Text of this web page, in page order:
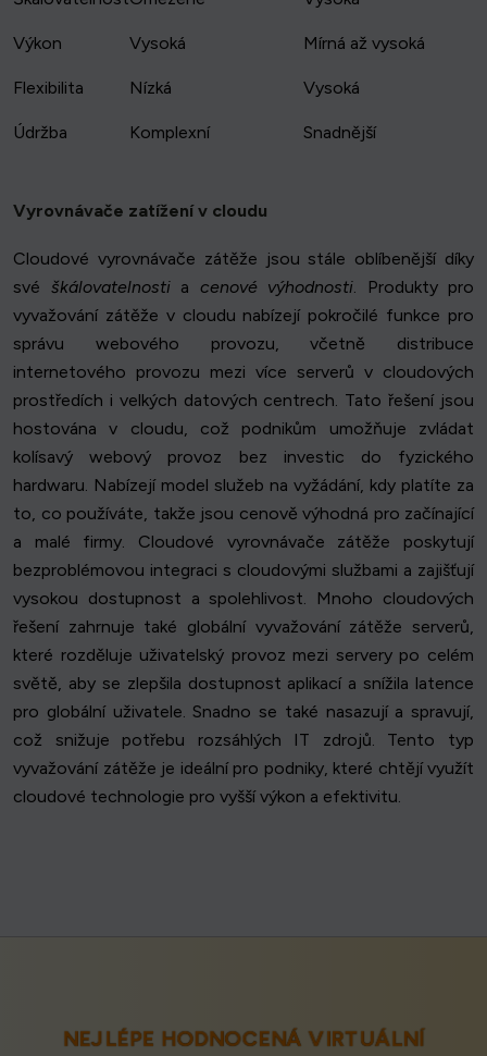
Výkon Vysoká Mírná až vysoká
Flexibilita Nízká Vysoká
Údržba Komplexní Snadnější
Vyrovnávače zatížení v cloudu
Cloudové vyrovnávače zátěže jsou stále oblíbenější díky
své škálovatelnostia cenové výhodnosti. Produkty pro
vyvažování zátěže v cloudu nabízejí pokročilé funkce pro
správu webového provozu, včetně distribuce
internetového provozu mezi více serverů v cloudových
prostředích i velkých datových centrech. Tato řešení jsou
hostována v cloudu, což podnikům umožňuje zvládat
kolísavý webový provoz bez investic do fyzického
hardwaru. Nabízejí model služeb na vyžádání, kdy platíte za
to, co používáte, takže jsou cenově výhodná pro začínající
a malé firmy. Cloudové vyrovnávače zátěže poskytují
bezproblémovou integraci s cloudovými službami a zajišťují
vysokou dostupnost a spolehlivost. Mnoho cloudových
řešení zahrnuje také globální vyvažování zátěže serverů,
které rozděluje uživatelský provoz mezi servery po celém
světě, aby se zlepšila dostupnost aplikací a snížila latence
pro globální uživatele. Snadno se také nasazují a spravují,
což snižuje potřebu rozsáhlých IT zdrojů. Tento typ
vyvažování zátěže je ideální pro podniky, které chtějí využít
cloudové technologie pro vyšší výkon a efektivitu.
NEJLÉPE HODNOCENÁ VIRTUÁLNÍ